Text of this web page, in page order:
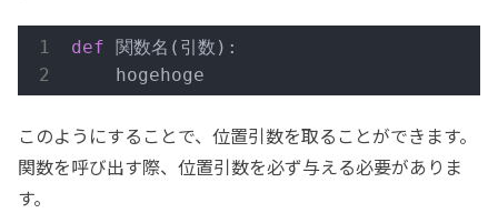
def 関数名 (引数) :
    hogehoge
このようにすることで、位置引数を取ることができます。
関数を呼び出す際、位置引数を必ず与える必要がありま
す。